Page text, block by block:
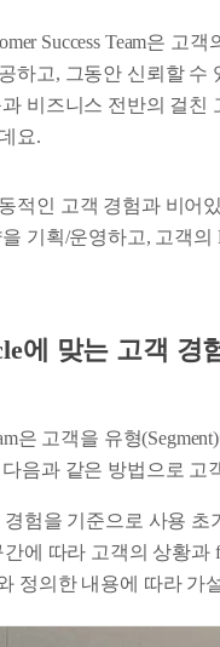
Success Team은 고
하고, 그동안 신뢰할 수
비즈니스 전반의 걸
요.
적인 고객 경험과 비어있
기획/운영하고, 고객
에 맞는 고객 경
은 고객을 유형
음과 같은 방법으로 고
경험을 기준으로 사용 초
에 따라 고객의 상황과
정의한 내용에 따라 가